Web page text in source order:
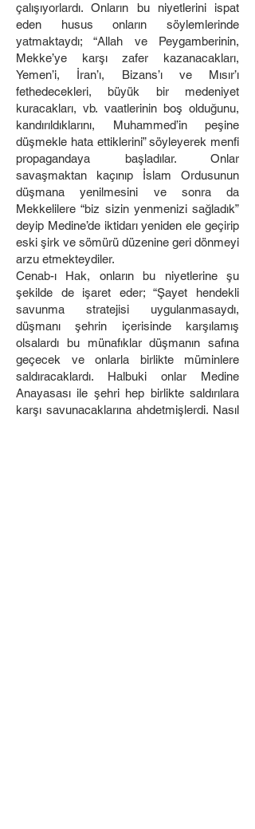
çalışıyorlardı. Onların bu niyetlerini ispat
eden husus onların söylemlerinde
yatmaktaydı; “Allah ve Peygamberinin,
Mekke’ye karşı zafer kazanacakları,
Yemen’i, İran’ı, Bizans’ı ve Mısır’ı
fethedecekleri, büyük bir medeniyet
kuracakları, vb. vaatlerinin boş olduğunu,
kandırıldıklarını, Muhammed’in peşine
düşmekle hata ettiklerini” söyleyerek menfi
propagandaya başladılar. Onlar
savaşmaktan kaçınıp İslam Ordusunun
düşmana yenilmesini ve sonra da
Mekkelilere “biz sizin yenmenizi sağladık”
deyip Medine’de iktidarı yeniden ele geçirip
eski şirk ve sömürü düzenine geri dönmeyi
arzu etmekteydiler.
Cenab-ı Hak, onların bu niyetlerine şu
şekilde de işaret eder; “Şayet hendekli
savunma stratejisi uygulanmasaydı,
düşmanı şehrin içerisinde karşılamış
olsalardı bu münafıklar düşmanın safına
geçecek ve onlarla birlikte müminlere
saldıracaklardı. Halbuki onlar Medine
Anayasası ile şehri hep birlikte saldırılara
karşı savunacaklarına ahdetmişlerdi. Nasıl